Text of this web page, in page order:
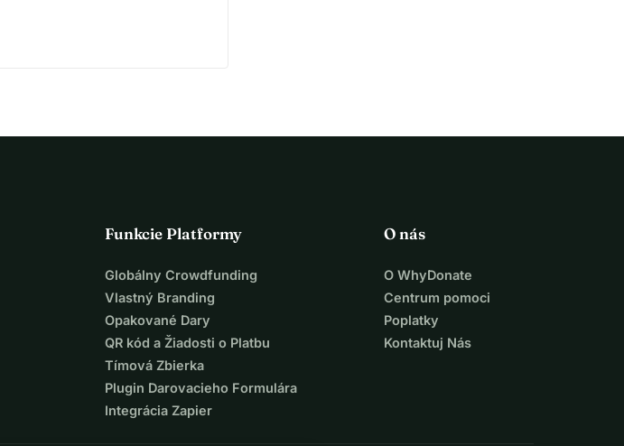
Funkcie Platformy
Globálny Crowdfunding
Vlastný Branding
Opakované Dary
QR kód a Žiadosti o Platbu
Tímová Zbierka
Plugin Darovacieho Formulára
Integrácia Zapier
O nás
O WhyDonate
Centrum pomoci
Poplatky
Kontaktuj Nás